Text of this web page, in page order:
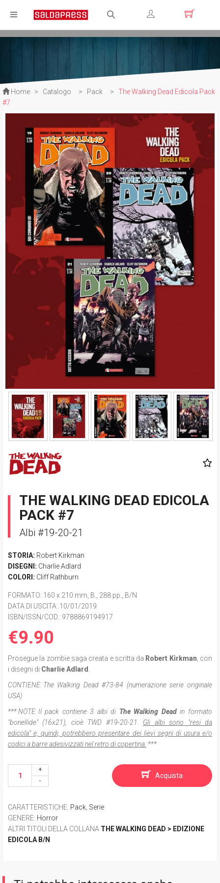
Registrati
Home > Catalogo > Pack >
The Walking Dead Edicola Pack
#7
THE WALKING DEAD EDICOLA
PACK #7
Albi #19-20-21
STORIA: Robert Kirkman
DISEGNI: Charlie Adlard
COLORI: Cliff Rathburn
FORMATO: 160 x 210 mm, B., 288 pp., B/N
DATA DI USCITA: 10/01/2019
ISBN/ISSN/COD.: 9788869194917
€9.90
Prosegue la zombie saga creata e scritta da Robert Kirkman , con
i disegni di Charlie Adlard
CONTIENE: The Walking Dead #73-84 (numerazione serie originale
USA)
*** NOTE: Il pack contiene 3 albi di The Walking Deadin formato
"bonellide" (16x21), cioè TWD #19-20-21. Gli albi sono "resi da
edicola" e, quindi, potrebbero presentare dei lievi segni di usura e/o
codici a barre adesivizzati nel retro di copertina. ***
Acquista
CARATTERISTICHE: Pack Serie
GENERE: Horror
ALTRI TITOLI DELLA COLLANA THE WALKING DEAD > EDIZIONE
EDICOLA B/N